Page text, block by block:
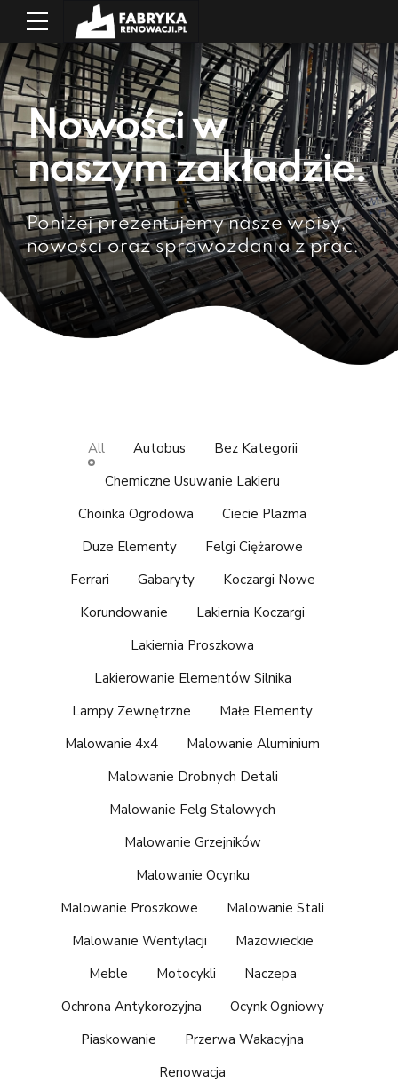
Nowości w
naszym zakładzie.
Poniżej prezentujemy nasze wpisy,
nowości oraz sprawozdania z prac.
All Autobus
Bez Kategorii
Chemiczne Usuwanie Lakieru
Choinka Ogrodowa
Ciecie Plazma
Duze Elementy
Felgi Ciężarowe
Ferrari
Gabaryty
Koczargi Nowe
Korundowanie
Lakiernia Koczargi
Lakiernia Proszkowa
Lakierowanie Elementów Silnika
Lampy Zewnętrzne
Małe Elementy
Malowanie 4x4
Malowanie Aluminium
Malowanie Drobnych Detali
Malowanie Felg Stalowych
Malowanie Grzejników
Malowanie Ocynku
Malowanie Proszkowe
Malowanie Stali
Malowanie Wentylacji
Mazowieckie
Meble
Motocykli
Naczepa
Ochrona Antykorozyjna
Ocynk Ogniowy
Piaskowanie
Przerwa Wakacyjna
Renowacja